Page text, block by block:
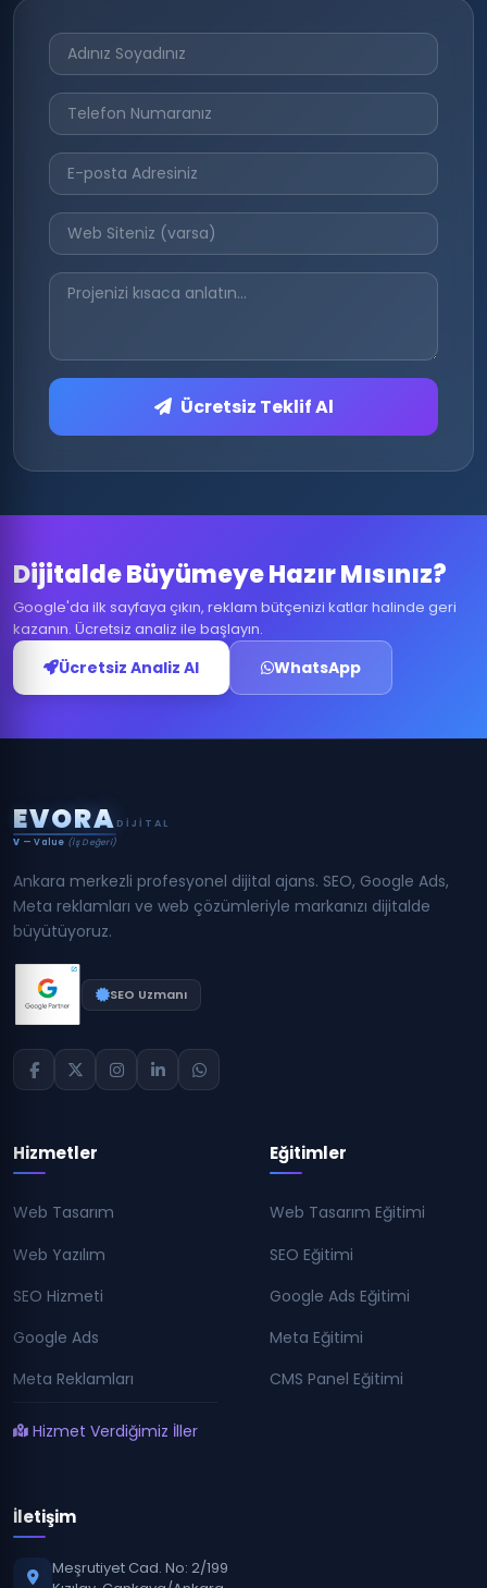
Ücretsiz Teklif Al
Dijitalde Büyümeye Hazır Mısınız?
Google'da ilk sayfaya çıkın, reklam bütçenizi katlar halinde geri
kazanın. Ücretsiz analiz ile başlayın.
Ücretsiz Analiz Al WhatsApp
EVORA DIJITAL
V — Value (İş Değeri)
Ankara merkezli profesyonel dijital ajans. SEO, Google Ads,
Meta reklamları ve web çözümleriyle markanızı dijitalde
büyütüyoruz.
SEO Uzmanı
Hizmetler
Web Tasarım
Web Yazılım
SEO Hizmeti
Google Ads
Meta Reklamları
Hizmet Verdiğimiz İller
Eğitimler
Web Tasarım Eğitimi
SEO Eğitimi
Google Ads Eğitimi
Meta Eğitimi
CMS Panel Eğitimi
İletişim
Meşrutiyet Cad. No: 2/199